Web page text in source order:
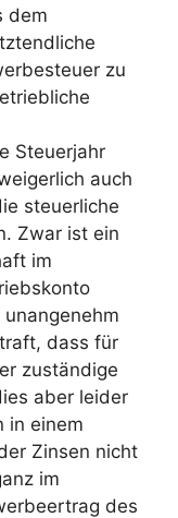
dem
zu
Steuerjahr
auch
steuerliche
Zwar ist ein
im
dass für
zuständige
aber leider
in einem
Zinsen nicht
im
des